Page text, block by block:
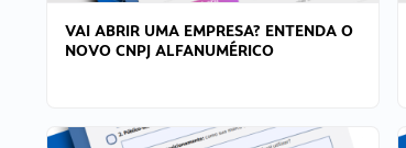
VAI ABRIR UMA EMPRESA? ENTENDA O
NOVO CNPJ ALFANUMÉRICO